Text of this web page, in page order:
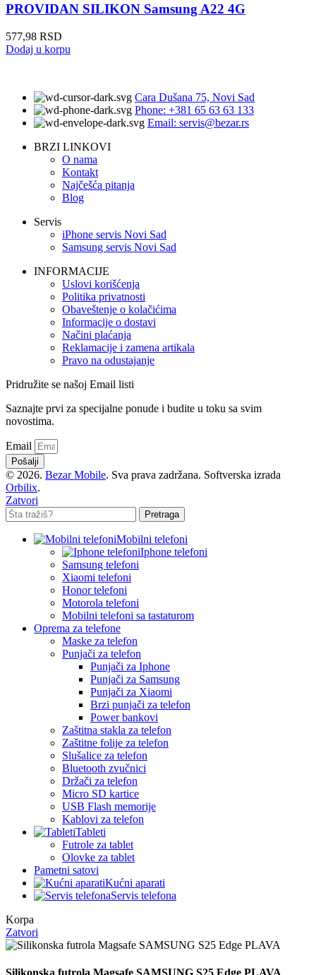
PROVIDAN SILIKON Samsung A22 4G
577,98 RSD
Dodaj u korpu
Cara Dušana 75, Novi Sad
Phone: +381 65 63 63 133
Email: servis@bezar.rs
BRZI LINKOVI
O nama
Kontakt
Najčešća pitanja
Blog
Servis
iPhone servis Novi Sad
Samsung servis Novi Sad
INFORMACIJE
Uslovi korišćenja
Politika privatnosti
Obaveštenje o kolačićima
Informacije o dostavi
Načini plaćanja
Reklamacije i zamena artikala
Pravo na odustajanje
Pridružite se našoj Email listi
Saznajte prvi za specijalne ponude i budite u toku sa svim
novostima.
Email
Pošalji
© 2026. Bezar Mobile. Sva prava zadržana. Softverska izrada
Orbilix.
Zatvori
Pretraga
Mobilni telefoni
Iphone telefoni
Samsung telefoni
Xiaomi telefoni
Honor telefoni
Motorola telefoni
Mobilni telefoni sa tastaturom
Oprema za telefone
Maske za telefon
Punjači za telefon
Punjači za Iphone
Punjači za Samsung
Punjači za Xiaomi
Brzi punjači za telefon
Power bankovi
Zaštitna stakla za telefon
Zaštitne folije za telefon
Slušalice za telefon
Bluetooth zvučnici
Držači za telefon
Micro SD kartice
USB Flash memorije
Kablovi za telefon
Tableti
Futrole za tablet
Olovke za tablet
Pametni satovi
Kućni aparati
Servis telefona
Korpa
Zatvori